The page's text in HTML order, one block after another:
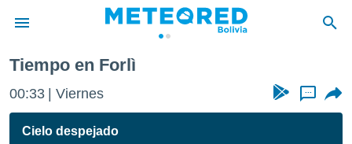
de
ha
Tiempo en Forlì
00:33 Viernes ...
Cielo despejado